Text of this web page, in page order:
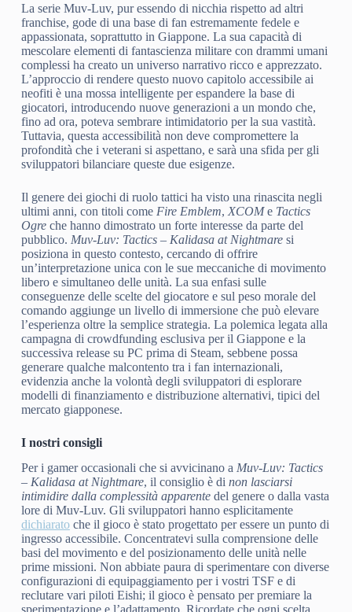
La serie Muv-Luv, pur essendo di nicchia rispetto ad altri
franchise, gode di una base di fan estremamente fedele e
appassionata, soprattutto in Giappone. La sua capacità di
mescolare elementi di fantascienza militare con drammi umani
complessi ha creato un universo narrativo ricco e apprezzato.
L’approccio di rendere questo nuovo capitolo accessibile ai
neofiti è una mossa intelligente per espandere la base di
giocatori, introducendo nuove generazioni a un mondo che,
fino ad ora, poteva sembrare intimidatorio per la sua vastità.
Tuttavia, questa accessibilità non deve compromettere la
profondità che i veterani si aspettano, e sarà una sfida per gli
sviluppatori bilanciare queste due esigenze.
Il genere dei giochi di ruolo tattici ha visto una rinascita negli
ultimi anni, con titoli come Fire Emblem, XCOMe Tactics
Ogreche hanno dimostrato un forte interesse da parte del
pubblico. Muv-Luv: Tactics – Kalidasa at Nightmaresi
posiziona in questo contesto, cercando di offrire
un’interpretazione unica con le sue meccaniche di movimento
libero e simultaneo delle unità. La sua enfasi sulle
conseguenze delle scelte del giocatore e sul peso morale del
comando aggiunge un livello di immersione che può elevare
l’esperienza oltre la semplice strategia. La polemica legata alla
campagna di crowdfunding esclusiva per il Giappone e la
successiva release su PC prima di Steam, sebbene possa
generare qualche malcontento tra i fan internazionali,
evidenzia anche la volontà degli sviluppatori di esplorare
modelli di finanziamento e distribuzione alternativi, tipici del
mercato giapponese.
I nostri consigli
Per i gamer occasionali che si avvicinano a Muv-Luv: Tactics
– Kalidasa at Nightmare, il consiglio è di non lasciarsi
intimidire dalla complessità apparentedel genere o dalla vasta
lore di Muv-Luv. Gli sviluppatori hanno esplicitamente
dichiaratoche il gioco è stato progettato per essere un punto di
ingresso accessibile. Concentratevi sulla comprensione delle
basi del movimento e del posizionamento delle unità nelle
prime missioni. Non abbiate paura di sperimentare con diverse
configurazioni di equipaggiamento per i vostri TSF e di
reclutare vari piloti Eishi; il gioco è pensato per premiare la